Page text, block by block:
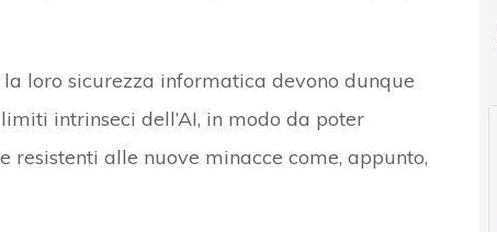
loro sicurezza informatica devono dunque
intrinseci dell’AI, in modo da poter
resistenti alle nuove minacce come, appunto,